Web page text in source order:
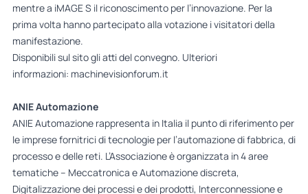
mentre a iMAGE S il riconoscimento per l’innovazione. Per la
prima volta hanno partecipato alla votazione i visitatori della
manifestazione.
Disponibili sul sito gli atti del convegno. Ulteriori
informazioni: machinevisionforum.it
ANIE Automazione
ANIE Automazione rappresenta in Italia il punto di riferimento per
le imprese fornitrici di tecnologie per l’automazione di fabbrica, di
processo e delle reti. L’Associazione è organizzata in 4 aree
tematiche – Meccatronica e Automazione discreta,
Digitalizzazione dei processi e dei prodotti, Interconnessione e